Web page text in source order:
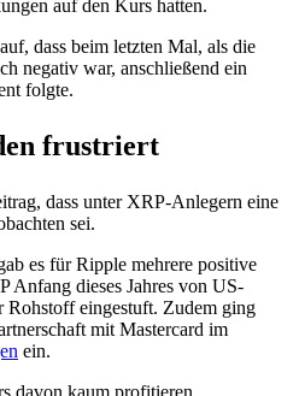
auf den Kurs hatten.
dass beim letzten Mal, als die
negativ war, anschließend ein
folgte.
frustriert
dass unter XRP-Anlegern eine
sei.
es für Ripple mehrere positive
Anfang dieses Jahres von US-
Rohstoff eingestuft. Zudem ging
mit Mastercard im
ein.
davon kaum profitieren.